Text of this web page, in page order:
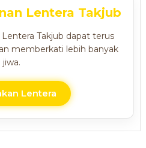
Lentera Takjub
Takjub dapat terus
memberkati lebih banyak
jiwa.
Lentera